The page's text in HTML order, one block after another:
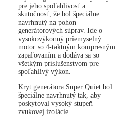
pre jeho spoľahlivosť a
skutočnosť, že bol špeciálne
navrhnutý na pohon
generátorových súprav. Ide o
vysokovýkonný priemyselný
motor so 4-taktným kompresným
zapaľovaním a dodáva sa so
všetkým príslušenstvom pre
spoľahlivý výkon.
Kryt generátora Super Quiet bol
špeciálne navrhnutý tak, aby
poskytoval vysoký stupeň
zvukovej izolácie.